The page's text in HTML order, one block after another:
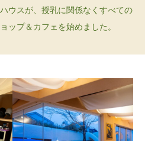
ウスが、授乳に関係なくすべての
ップ＆カフェを始めました。